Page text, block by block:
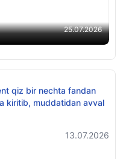
25.07.2026
qiz bir nechta fandan
kiritib, muddatidan avval
13.07.2026